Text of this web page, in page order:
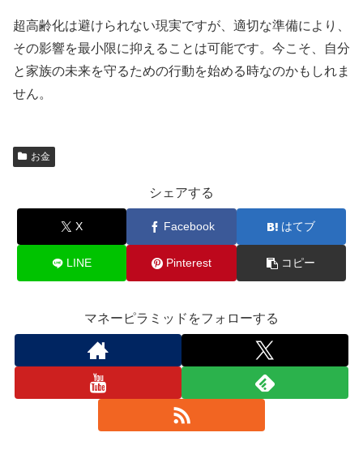
超高齢化は避けられない現実ですが、適切な準備により、
その影響を最小限に抑えることは可能です。今こそ、自分
と家族の未来を守るための行動を始める時なのかもしれま
せん。
お金
シェアする
X Facebook はてブ
LINE Pinterest コピー
マネーピラミッドをフォローする